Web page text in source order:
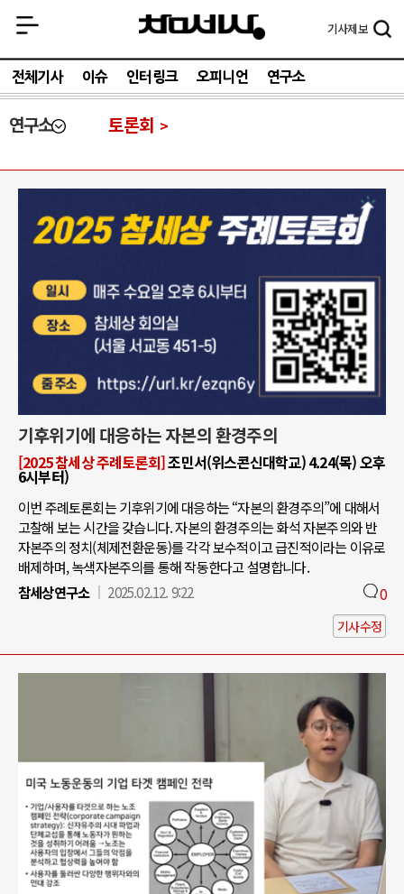
기사제보
전체기사 이슈 인터링크 오피니언 연구소
연구소 토론회
기후위기에 대응하는 자본의 환경주의
[2025 참세상 주례토론회]조민서(위스콘신대학교) 4.24(목) 오후
6시부터)
이번 주례토론회는 기후위기에 대응하는 “자본의 환경주의”에 대해서
고찰해 보는 시간을 갖습니다. 자본의 환경주의는 화석 자본주의와 반
자본주의 정치(체제전환운동)를 각각 보수적이고 급진적이라는 이유로
배제하며, 녹색자본주의를 통해 작동한다고 설명합니다.
참세상연구소
2025.02.12. 9:22 0
기사수정